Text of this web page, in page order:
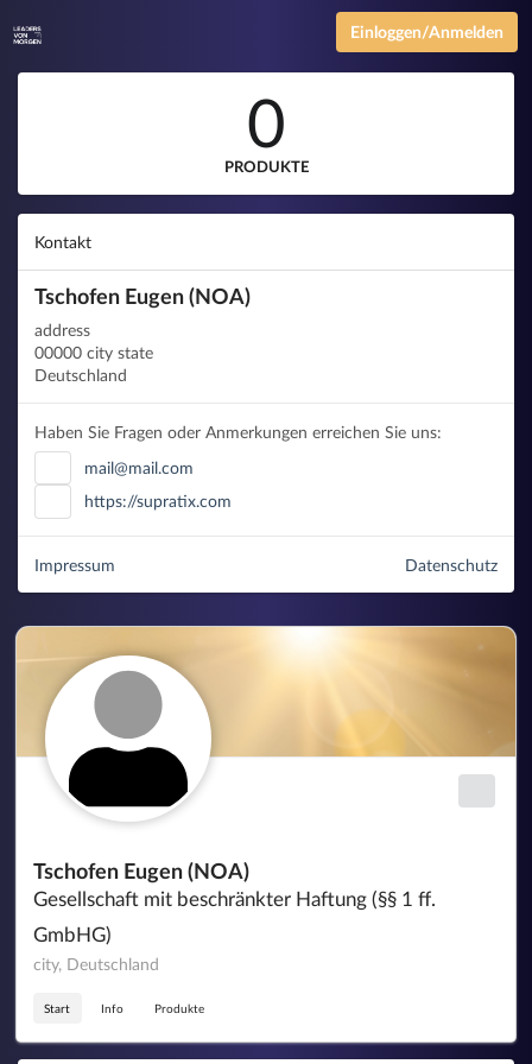
Einloggen/Anmelden
Tschofen Eugen (NOA)
Gesellschaft mit beschränkter Haftung (§§ 1 ff.
GmbHG)
city, Deutschland
Start Info Produkte
0
PRODUKTE
Kontakt
Tschofen Eugen (NOA)
address
00000 city state
Deutschland
Haben Sie Fragen oder Anmerkungen erreichen Sie uns:
mail@mail.com
https://supratix.com
Datenschutz
Impressum